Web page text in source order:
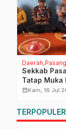
Daerah
Sekkab
Tatap Muka
Kader KB
calendar_monthKam, 16 Jul
TERPOPULER